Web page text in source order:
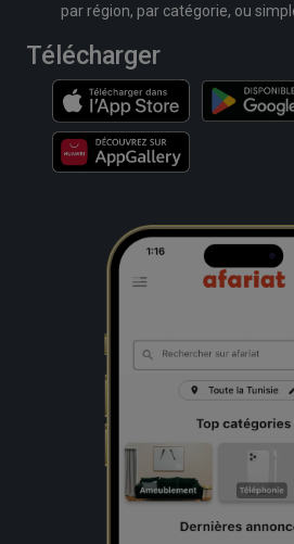
par région, par catégorie, ou
Télécharger